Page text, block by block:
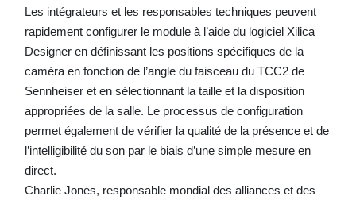
Les intégrateurs et les responsables techniques peuvent
rapidement configurer le module à l’aide du logiciel Xilica
Designer en définissant les positions spécifiques de la
caméra en fonction de l’angle du faisceau du TCC2 de
Sennheiser et en sélectionnant la taille et la disposition
appropriées de la salle. Le processus de configuration
permet également de vérifier la qualité de la présence et de
l’intelligibilité du son par le biais d’une simple mesure en
direct.
Charlie Jones, responsable mondial des alliances et des